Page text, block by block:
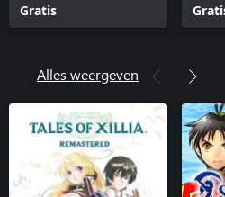
Vanargand
Gratis
Alles weergeven